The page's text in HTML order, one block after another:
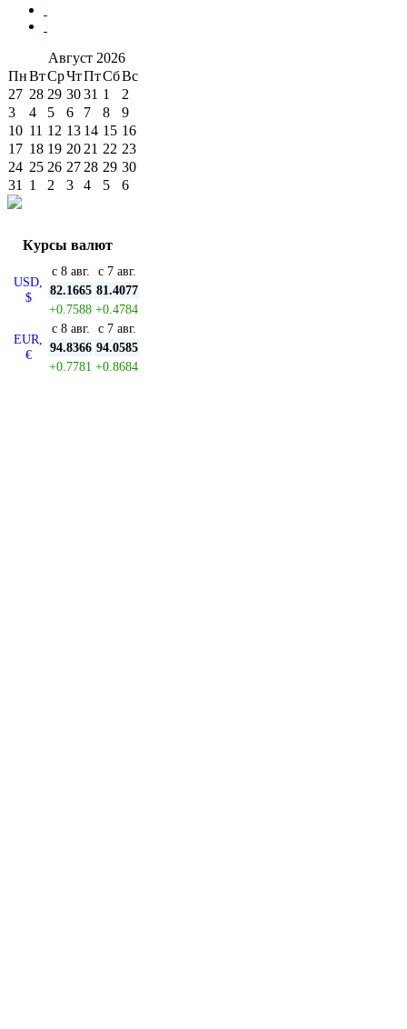
Август 2026
ПнВтСрЧтПтСбВс
27 28 29 3031 1
2
3
4 5 6 7 8
9
10 11 12 13 14 15 16
17 18 19 20 21 22 23
24 25 26 27 28 29 30
31
1 2 3 4 5 6
Курсы валют
USD,
$
с 8 авг.
с 7 авг.
82.1665 81.4077
+0.7588 +0.4784
EUR,
€
с 8 авг.
с 7 авг.
94.8366 94.0585
+0.7781 +0.8684